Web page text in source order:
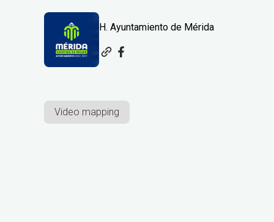
H. Ayuntamiento de Mérida
Video mapping